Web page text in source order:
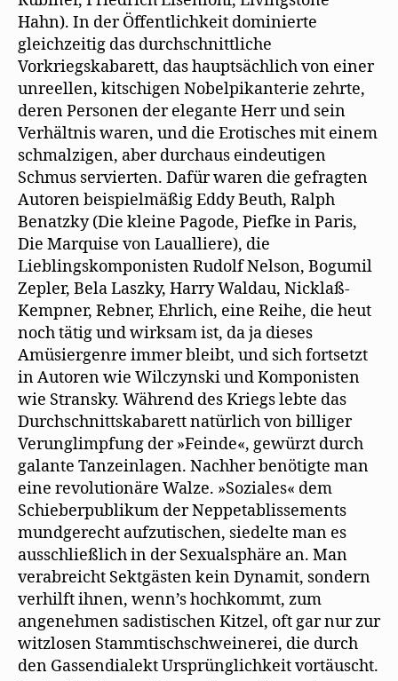
Hahn). In der Öffentlichkeit dominierte
gleichzeitig das durchschnittliche
Vorkriegskabarett, das hauptsächlich von einer
unreellen, kitschigen Nobelpikanterie zehrte,
deren Personen der elegante Herr und sein
Verhältnis waren, und die Erotisches mit einem
schmalzigen, aber durchaus eindeutigen
Schmus servierten. Dafür waren die gefragten
Autoren beispielmäßig Eddy Beuth, Ralph
Benatzky (Die kleine Pagode, Piefke in Paris,
Die Marquise von Laualliere), die
Lieblingskomponisten Rudolf Nelson, Bogumil
Zepler, Bela Laszky, Harry Waldau, Nicklaß-
Kempner, Rebner, Ehrlich, eine Reihe, die heut
noch tätig und wirksam ist, da ja dieses
Amüsiergenre immer bleibt, und sich fortsetzt
in Autoren wie Wilczynski und Komponisten
wie Stransky. Während des Kriegs lebte das
Durchschnittskabarett natürlich von billiger
Verunglimpfung der »Feinde«, gewürzt durch
galante Tanzeinlagen. Nachher benötigte man
eine revolutionäre Walze. »Soziales« dem
Schieberpublikum der Neppetablissements
mundgerecht aufzutischen, siedelte man es
ausschließlich in der Sexualsphäre an. Man
verabreicht Sektgästen kein Dynamit, sondern
verhilft ihnen, wenn’s hochkommt, zum
angenehmen sadistischen Kitzel, oft gar nur zur
witzlosen Stammtischschweinerei, die durch
den Gassendialekt Ursprünglichkeit vortäuscht.